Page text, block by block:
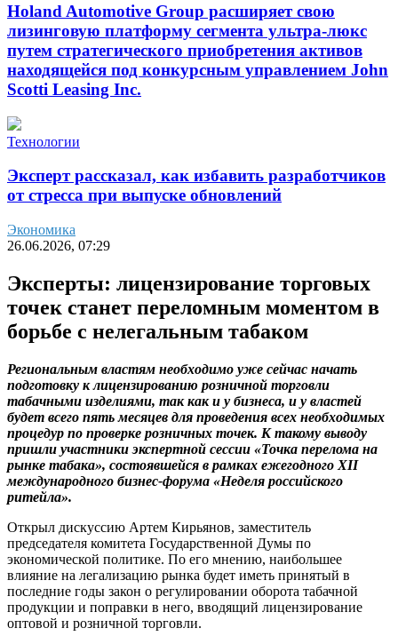
Holand Automotive Group расширяет свою
лизинговую платформу сегмента ультра-люкс
путем стратегического приобретения активов
находящейся под конкурсным управлением John
Scotti Leasing Inc.
Технологии
Эксперт рассказал, как избавить разработчиков
от стресса при выпуске обновлений
Экономика
26.06.2026, 07:29
Эксперты: лицензирование торговых
точек станет переломным моментом в
борьбе с нелегальным табаком
Региональным властям необходимо уже сейчас начать
подготовку к лицензированию розничной торговли
табачными изделиями, так как и у бизнеса, и у властей
будет всего пять месяцев для проведения всех необходимых
процедур по проверке розничных точек. К такому выводу
пришли участники экспертной сессии «Точка перелома на
рынке табака», состоявшейся в рамках ежегодного XII
международного бизнес-форума «Неделя российского
ритейла».
Открыл дискуссию Артем Кирьянов, заместитель
председателя комитета Государственной Думы по
экономической политике. По его мнению, наибольшее
влияние на легализацию рынка будет иметь принятый в
последние годы закон о регулировании оборота табачной
продукции и поправки в него, вводящий лицензирование
оптовой и розничной торговли.